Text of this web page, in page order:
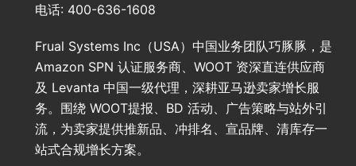
电话: 400-636-1608
Frual Systems Inc（USA）中国业务团队巧豚豚，是
Amazon SPN 认证服务商、WOOT 资深直连供应商
及 Levanta 中国一级代理，深耕亚马逊卖家增长服
务。围绕 WOOT提报、BD 活动、广告策略与站外引
流，为卖家提供推新品、冲排名、宣品牌、清库存一
站式合规增长方案。